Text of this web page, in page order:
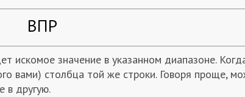
ВПР
искомое значение в указанном диапазоне.
вами) столбца той же строки. Говоря проще,
в другую.